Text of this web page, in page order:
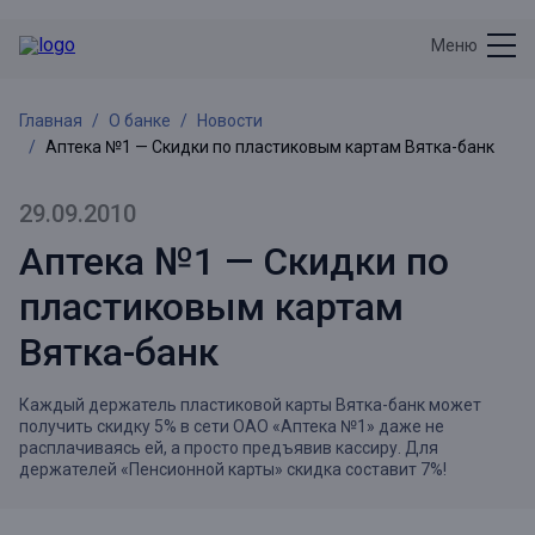
Меню
Главная О банке
Новости
Аптека №1 — Скидки по пластиковым картам Вятка-банк
29.09.2010
Аптека №1 — Скидки по
пластиковым картам
Вятка-банк
Каждый держатель пластиковой карты Вятка-банк может
получить скидку 5% в сети ОАО «Аптека №1» даже не
расплачиваясь ей, а просто предъявив кассиру. Для
держателей «Пенсионной карты» скидка составит 7%!